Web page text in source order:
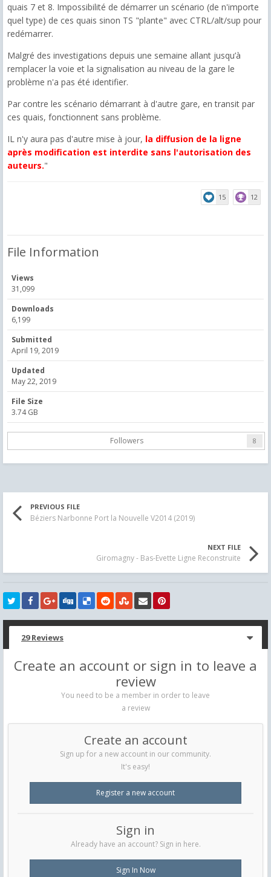
quais 7 et 8. Impossibilité de démarrer un scénario (de n'importe
quel type) de ces quais sinon TS "plante" avec CTRL/alt/sup pour
redémarrer.
Malgré des investigations depuis une semaine allant jusqu’à
remplacer la voie et la signalisation au niveau de la gare le
problème n'a pas été identifier.
Par contre les scénario démarrant à d'autre gare, en transit par
ces quais, fonctionnent sans problème.
IL n'y aura pas d'autre mise à jour, la diffusion de la ligne
après modification est interdite sans l'autorisation des
auteurs."
15 12
File Information
Views
31,099
Downloads
6,199
Submitted
April 19, 2019
Updated
May 22, 2019
File Size
3.74 GB
Followers 8
PREVIOUS FILE
Béziers Narbonne Port la Nouvelle V2014 (2019)
NEXT FILE
Giromagny - Bas-Evette Ligne Reconstruite
29 Reviews
Create an account or sign in to leave a
review
You need to be a member in order to leave
a review
Create an account
Sign up for a new account in our community.
It's easy!
Register a new account
Sign in
Already have an account? Sign in here.
Sign In Now